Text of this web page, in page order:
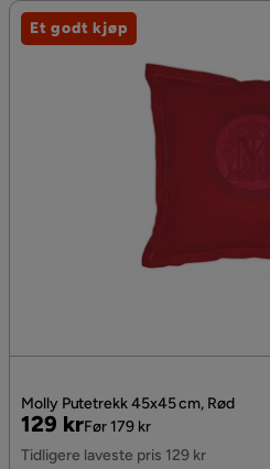
Molly Putetrekk 45x45 cm, Rød
Pris
129 kr
Original
Pris
Før 179 kr
Tidligere laveste pris 129 kr
Et godt kjøp